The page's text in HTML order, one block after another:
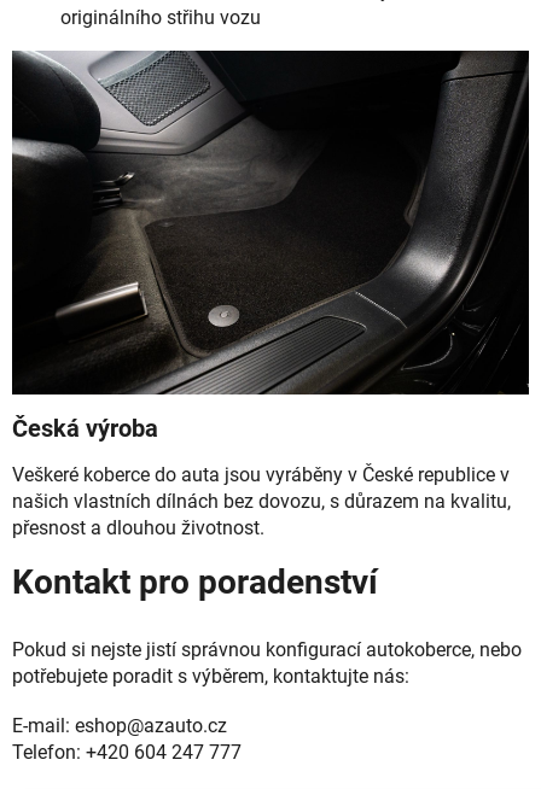
originálního střihu vozu
Česká výroba
Veškeré koberce do auta jsou vyráběny v České republice v
našich vlastních dílnách bez dovozu, s důrazem na kvalitu,
přesnost a dlouhou životnost.
Kontakt pro poradenství
Pokud si nejste jistí správnou konfigurací autokoberce, nebo
potřebujete poradit s výběrem, kontaktujte nás:
E-mail: eshop@azauto.cz
Telefon: +420 604 247 777